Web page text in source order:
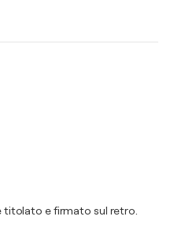
titolato e firmato sul retro.